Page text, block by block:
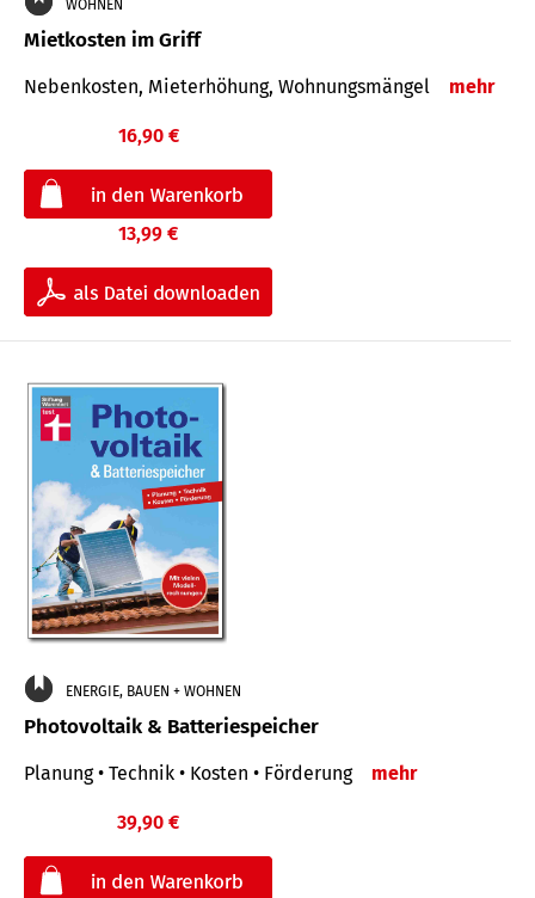
WOHNEN
Mietkosten im Griff
Nebenkosten, Mieterhöhung, Wohnungsmängel mehr
16,90 €
13,99 €
ENERGIE, BAUEN + WOHNEN
Photovoltaik & Batteriespeicher
Planung • Technik • Kosten • Förderung mehr
39,90 €